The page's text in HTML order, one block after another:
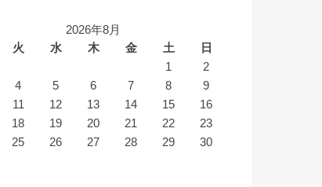
2026年8月
火 水 木 金 土
日
1
2
4 5 6 7 8
9
11 12 13 14 15
16
18 19 20 21 22
23
25 26 27 28 29
30